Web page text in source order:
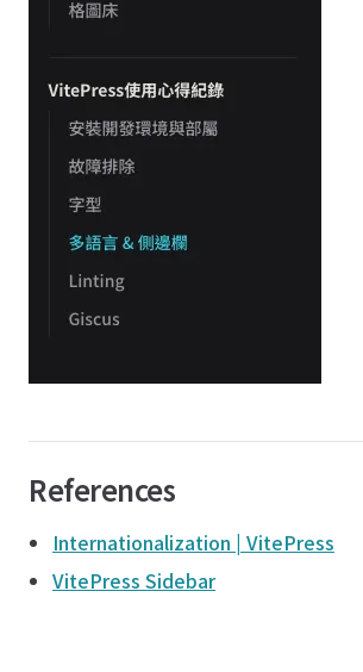
References
Internationalization | VitePress
VitePress Sidebar